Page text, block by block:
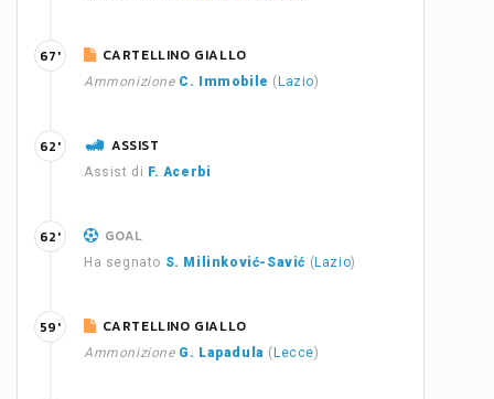
CARTELLINO GIALLO
Ammonizione C. Immobile ( Lazio)
67'
ASSIST
Assist di F. Acerbi
62'
GOAL
Ha segnato S. Milinković-Savić ( Lazio)
62'
CARTELLINO GIALLO
Ammonizione G. Lapadula ( Lecce)
59'